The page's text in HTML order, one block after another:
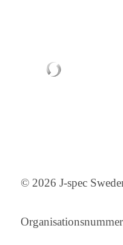
© 2026 J-spec